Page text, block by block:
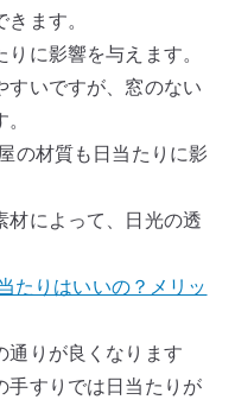
ます。
に影響を与えます。
すいですが、窓のない
の材質も日当たりに影
材によって、日光の透
たりはいいの？メリッ
通りが良くなります
手すりでは日当たりが